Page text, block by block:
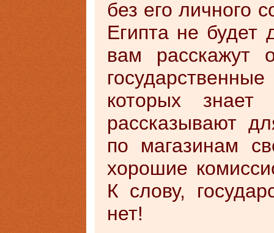
без его личного
Египта не будет
вам расскажут
которых
рассказывают
по магазинам
хорошие
К слову,
нет!